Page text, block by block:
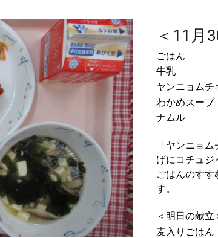
＜11月
ごはん
牛乳
ヤンニョムチ
わかめスープ
ナムル
「ヤンニョ
げにコチュジ
ごはんのす
す。
＜ 明日の献立
麦入りごはん